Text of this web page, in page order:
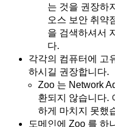
는 것을 권장하
오스 보안 취약
을 검색하셔서
다.
각각의 컴퓨터에 고
하시길 권장합니다.
Zoo 는 Network
환되지 않습니다.
하게 마치지 못했
도메인에 Zoo 를 하